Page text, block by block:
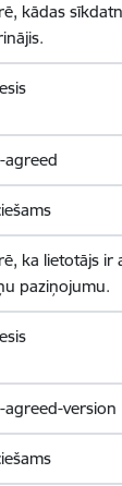
kādas
agreed
ka lietotājs ir
paziņojumu.
agreed-version